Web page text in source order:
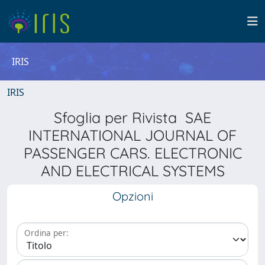
IRIS
IRIS
Sfoglia per Rivista SAE
INTERNATIONAL JOURNAL OF
PASSENGER CARS. ELECTRONIC
AND ELECTRICAL SYSTEMS
Opzioni
Ordina per: